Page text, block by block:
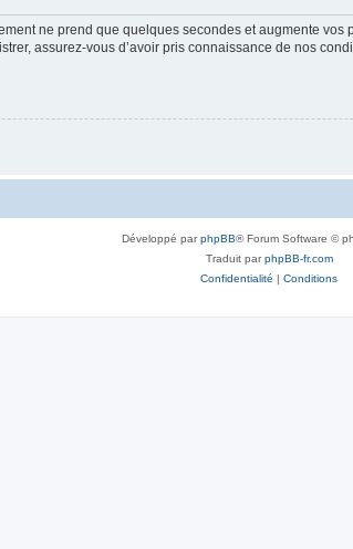
ne prend que quelques secondes et augmente
assurez-vous d’avoir pris connaissance de nos
Développé parphpBB® Forum Software ©
Traduit parphpBB-fr.com
Confidentialité | Conditions